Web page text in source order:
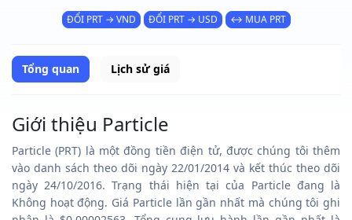
ĐỔI PRT → VND ĐỔI PRT → USD ↔ MUA PRT
Tổng quan Lịch sử giá
Giới thiệu Particle
Particle (PRT) là một đồng tiền điện tử, được chúng tôi thêm
vào danh sách theo dõi ngày 22/01/2014 và kết thúc theo dõi
ngày 24/10/2016. Trạng thái hiện tại của Particle đang là
Không hoạt động. Giá Particle lần gần nhất mà chúng tôi ghi